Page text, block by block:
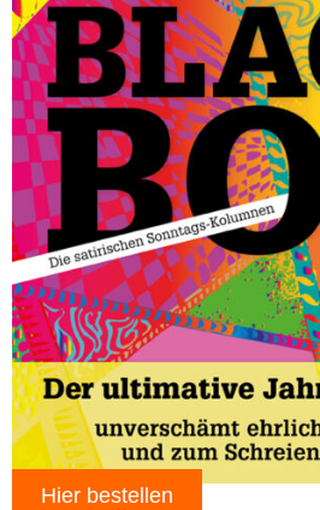
Hier bestellen